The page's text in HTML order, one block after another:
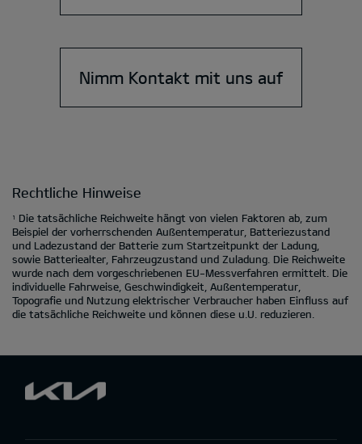
Nimm Kontakt mit uns auf
Rechtliche Hinweise
1
Die tatsächliche Reichweite hängt von vielen Faktoren ab, zum
Beispiel der vorherrschenden Außentemperatur, Batteriezustand
und Ladezustand der Batterie zum Startzeitpunkt der Ladung,
sowie Batteriealter, Fahrzeugzustand und Zuladung. Die Reichweite
wurde nach dem vorgeschriebenen EU-Messverfahren ermittelt. Die
individuelle Fahrweise, Geschwindigkeit, Außentemperatur,
Topografie und Nutzung elektrischer Verbraucher haben Einfluss auf
die tatsächliche Reichweite und können diese u.U. reduzieren.